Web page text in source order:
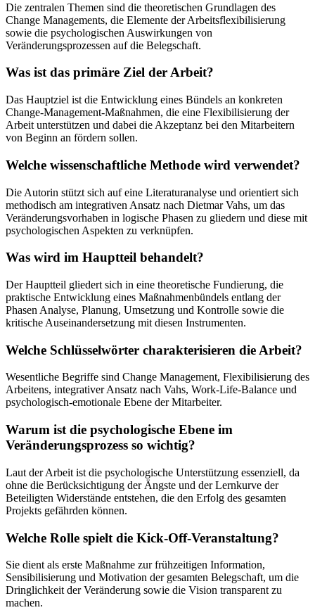
Die zentralen Themen sind die theoretischen Grundlagen des
Change Managements, die Elemente der Arbeitsflexibilisierung
sowie die psychologischen Auswirkungen von
Veränderungsprozessen auf die Belegschaft.
Was ist das primäre Ziel der Arbeit?
Das Hauptziel ist die Entwicklung eines Bündels an konkreten
Change-Management-Maßnahmen, die eine Flexibilisierung der
Arbeit unterstützen und dabei die Akzeptanz bei den Mitarbeitern
von Beginn an fördern sollen.
Welche wissenschaftliche Methode wird verwendet?
Die Autorin stützt sich auf eine Literaturanalyse und orientiert sich
methodisch am integrativen Ansatz nach Dietmar Vahs, um das
Veränderungsvorhaben in logische Phasen zu gliedern und diese mit
psychologischen Aspekten zu verknüpfen.
Was wird im Hauptteil behandelt?
Der Hauptteil gliedert sich in eine theoretische Fundierung, die
praktische Entwicklung eines Maßnahmenbündels entlang der
Phasen Analyse, Planung, Umsetzung und Kontrolle sowie die
kritische Auseinandersetzung mit diesen Instrumenten.
Welche Schlüsselwörter charakterisieren die Arbeit?
Wesentliche Begriffe sind Change Management, Flexibilisierung des
Arbeitens, integrativer Ansatz nach Vahs, Work-Life-Balance und
psychologisch-emotionale Ebene der Mitarbeiter.
Warum ist die psychologische Ebene im
Veränderungsprozess so wichtig?
Laut der Arbeit ist die psychologische Unterstützung essenziell, da
ohne die Berücksichtigung der Ängste und der Lernkurve der
Beteiligten Widerstände entstehen, die den Erfolg des gesamten
Projekts gefährden können.
Welche Rolle spielt die Kick-Off-Veranstaltung?
Sie dient als erste Maßnahme zur frühzeitigen Information,
Sensibilisierung und Motivation der gesamten Belegschaft, um die
Dringlichkeit der Veränderung sowie die Vision transparent zu
machen.